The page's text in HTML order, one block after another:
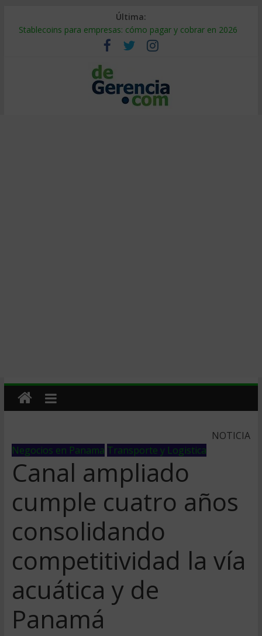
Última:
Stablecoins para empresas: cómo pagar y cobrar en 2026
Despido silencioso: qué es y por qué sale tan caro
IA en selección de personal: cómo auditarla a tiempo
Trabajo forzoso en la cadena de suministro: qué hacer
Mercado hispano de EE. UU.: cómo segmentarlo y venderle
NOTICIA
Negocios en Panama Transporte y Logistica
Canal ampliado
cumple cuatro años
consolidando
competitividad la vía
acuática y de
Panamá